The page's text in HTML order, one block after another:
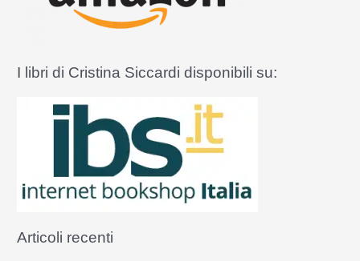
I libri di Cristina Siccardi disponibili su:
Articoli recenti